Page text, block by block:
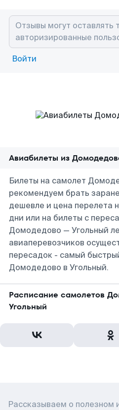
Войти
Авиабилеты из
Билеты на самолет
рекомендуем брать
дешевле и цена перелета
дни или на билеты с
Домодедово — Угольный
авиаперевозчиков
пересадок - самый
Домодедово в Угольный.
Расписание самолетов
Угольный
Рассказываем о полезном